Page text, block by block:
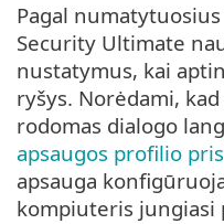
Pagal
Security Ultimate
nustatymus, kai
ryšys. Norėdami,
rodomas dialogo
apsaugos profilio
apsauga
kompiuteris jungiasi